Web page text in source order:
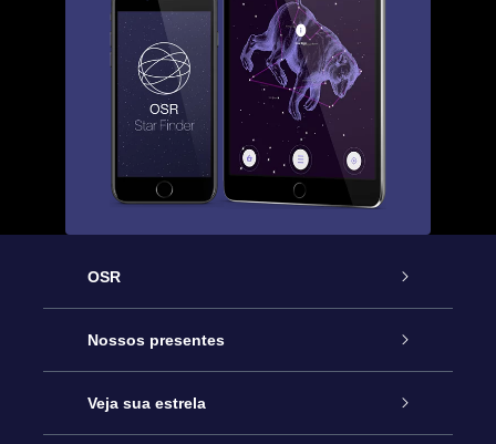
OSR
Serviço
Entre em contato conosco
Nossos presentes
Presente estrelar on-line
Veja sua estrela